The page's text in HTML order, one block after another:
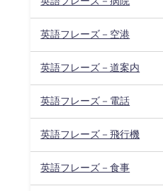
英語フレーズ－空港
英語フレーズ－道案内
英語フレーズ－電話
英語フレーズ－飛行機
英語フレーズ－食事